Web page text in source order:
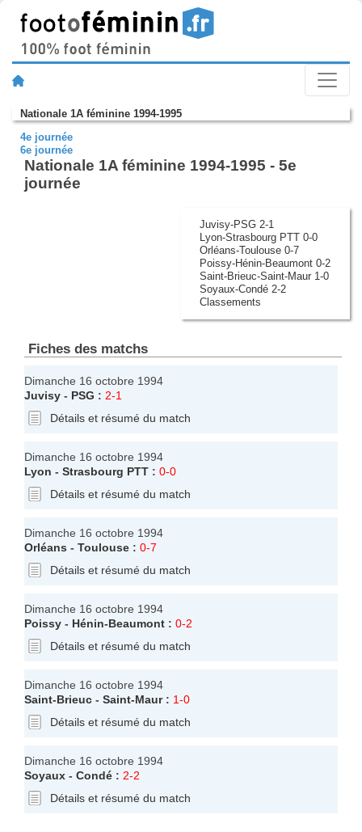
Nationale 1A féminine 1994-1995
4e journée
6e journée
Nationale 1A féminine 1994-1995 - 5e
journée
Juvisy-PSG 2-1
Lyon-Strasbourg PTT 0-0
Orléans-Toulouse 0-7
Poissy-Hénin-Beaumont 0-2
Saint-Brieuc-Saint-Maur 1-0
Soyaux-Condé 2-2
Classements
Fiches des matchs
Dimanche 16 octobre 1994
Juvisy - PSG : 2-1
Détails et résumé du match
Dimanche 16 octobre 1994
Lyon - Strasbourg PTT : 0-0
Détails et résumé du match
Dimanche 16 octobre 1994
Orléans - Toulouse : 0-7
Détails et résumé du match
Dimanche 16 octobre 1994
Poissy - Hénin-Beaumont : 0-2
Détails et résumé du match
Dimanche 16 octobre 1994
Saint-Brieuc - Saint-Maur: 1-0
Détails et résumé du match
Dimanche 16 octobre 1994
Soyaux - Condé : 2-2
Détails et résumé du match